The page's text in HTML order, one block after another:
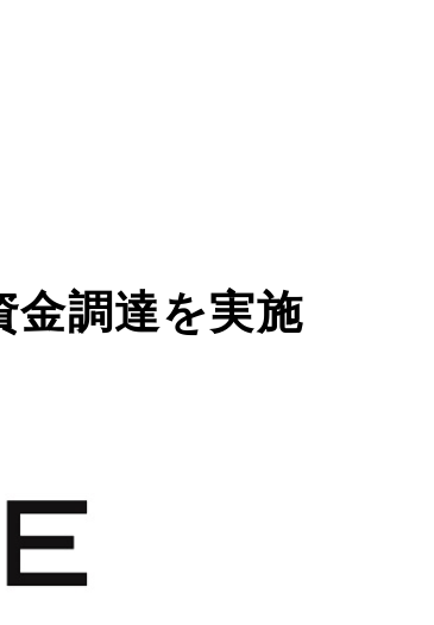
金調達を実施